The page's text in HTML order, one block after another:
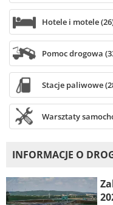
Hotele i motele
Pomoc drogowa
Stacje paliwowe
Warsztaty
INFORMACJE O